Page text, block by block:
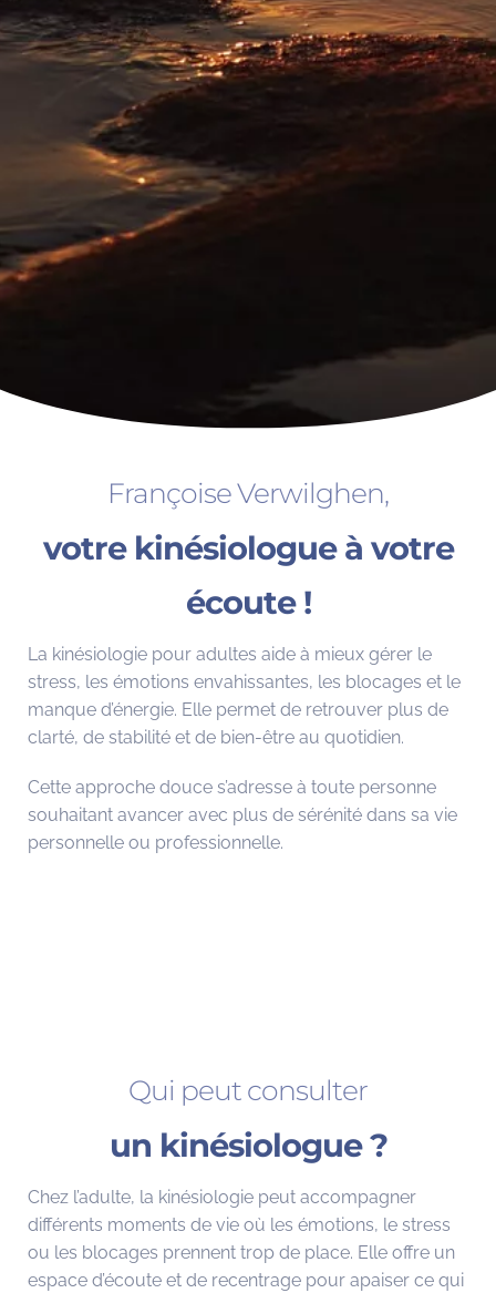
Françoise Verwilghen,
votre kinésiologue à votre
écoute !
La kinésiologie pour adultes aide à mieux gérer le
stress, les émotions envahissantes, les blocages et le
manque d’énergie. Elle permet de retrouver plus de
clarté, de stabilité et de bien-être au quotidien.
Cette approche douce s’adresse à toute personne
souhaitant avancer avec plus de sérénité dans sa vie
personnelle ou professionnelle.
Qui peut consulter
un kinésiologue ?
Chez l’adulte, la kinésiologie peut accompagner
différents moments de vie où les émotions, le stress
ou les blocages prennent trop de place. Elle offre un
espace d’écoute et de recentrage pour apaiser ce qui